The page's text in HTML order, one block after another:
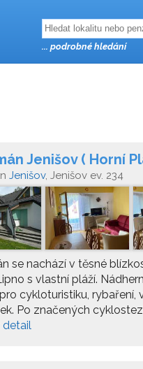
Jenišov ( Horní
Jenišov, Jenišov ev. 234
se nachází v těsné
s vlastní pláží.
cykloturistiku, rybaření,
Po značených
detail
... podrobné hledání